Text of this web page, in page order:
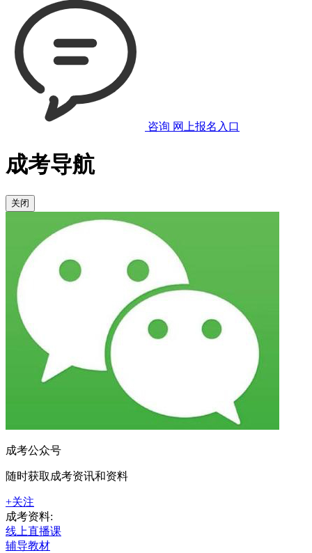
咨询 网上报名入口
成考导航
关闭
成考公众号
随时获取成考资讯和资料
+关注
成考资料:
线上直播课
辅导教材